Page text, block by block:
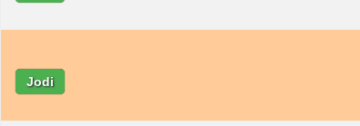
Jodi